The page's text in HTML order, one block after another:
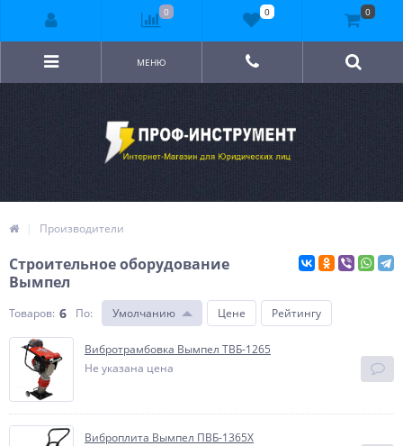
МЕНЮ
Производители
Строительное оборудование
Вымпел
Товаров: 6 По: Умолчанию Цене Рейтингу
Вибротрамбовка Вымпел ТВБ-1265
Не указана цена
Виброплита Вымпел ПВБ-1365Х
0 0 0